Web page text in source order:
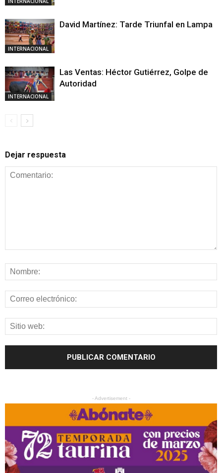
INTERNACIONAL
David Martínez: Tarde Triunfal en Lampa
INTERNACIONAL
Las Ventas: Héctor Gutiérrez, Golpe de
Autoridad
Dejar respuesta
- Advertisement -